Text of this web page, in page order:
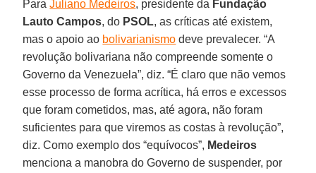
ParaJuliano Medeiros, presidente da Fundação
Lauto Campos, do PSOL, as críticas até existem,
mas o apoio ao bolivarianismo deve prevalecer. “A
revolução bolivariana não compreende somente o
Governo da Venezuela”, diz. “É claro que não vemos
esse processo de forma acrítica, há erros e excessos
que foram cometidos, mas, até agora, não foram
suficientes para que viremos as costas à revolução”,
diz. Como exemplo dos “equívocos”, Medeiros
menciona a manobra do Governo de suspender, por